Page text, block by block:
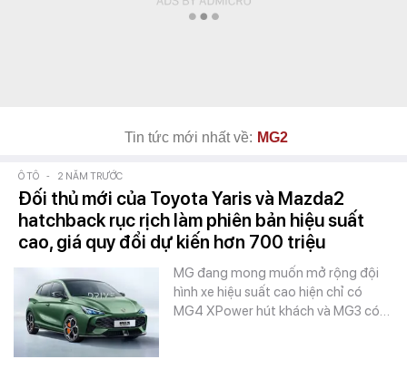
Tin tức mới nhất về: MG2
Ô TÔ - 2 NĂM TRƯỚC
Đối thủ mới của Toyota Yaris và Mazda2
hatchback rục rịch làm phiên bản hiệu suất
cao, giá quy đổi dự kiến hơn 700 triệu
MG đang mong muốn mở rộng đội
hình xe hiệu suất cao hiện chỉ có
MG4 XPower hút khách và MG3 có…